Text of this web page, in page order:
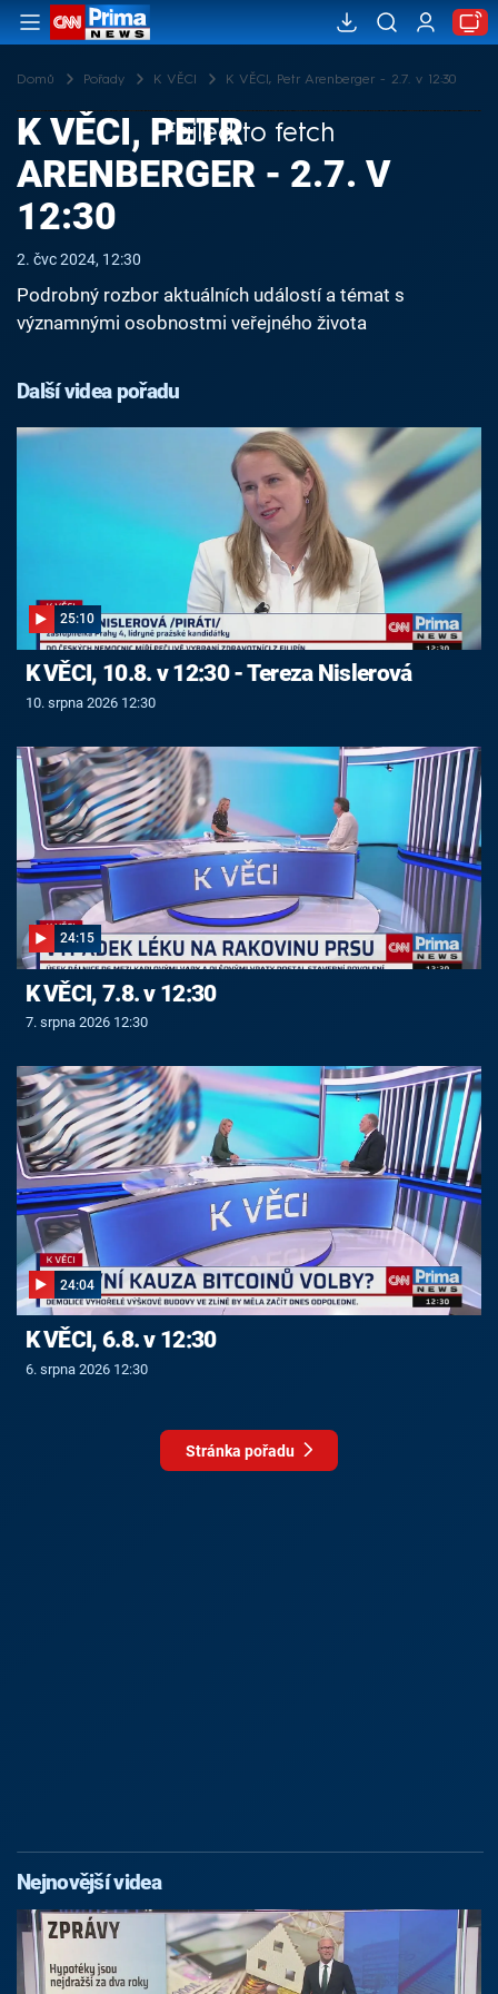
Domů Pořady K VĚCI K VĚCI, Petr Arenberger - 2.7. v 12:30
Failed to fetch
K VĚCI, PETR
ARENBERGER - 2.7. V
12:30
2. čvc 2024, 12:30
Podrobný rozbor aktuálních událostí a témat s
významnými osobnostmi veřejného života
Další videa pořadu
25:10
K VĚCI, 10.8. v 12:30 - Tereza Nislerová
10. srpna 2026 12:30
24:15
K VĚCI, 7.8. v 12:30
7. srpna 2026 12:30
24:04
K VĚCI, 6.8. v 12:30
6. srpna 2026 12:30
Stránka pořadu
Nejnovější videa